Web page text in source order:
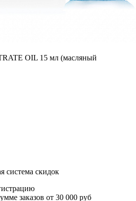
OIL 15 мл (масляный
система скидок
заказов от 30 000 руб